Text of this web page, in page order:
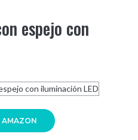
espejo con
AMAZON